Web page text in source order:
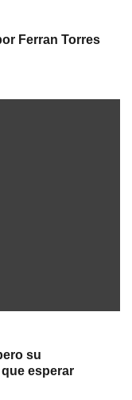
Ferran Torres
su
esperar